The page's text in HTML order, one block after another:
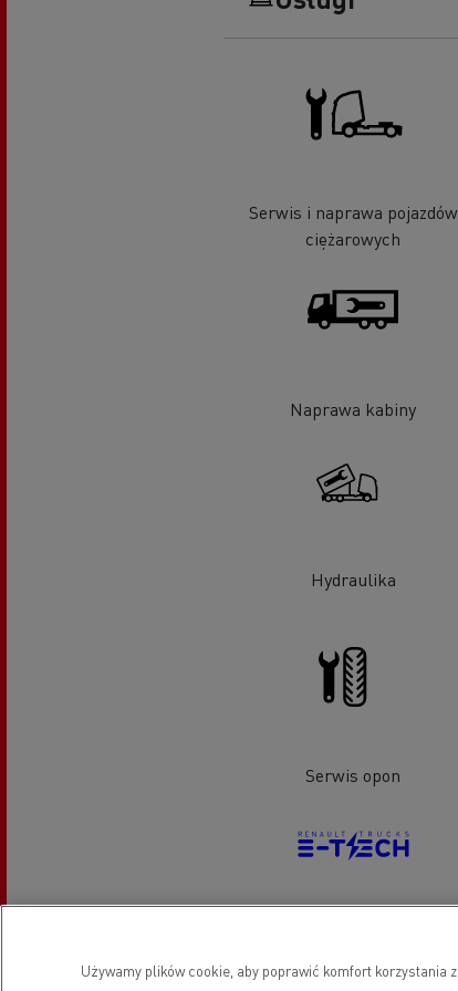
Serwis i naprawa pojazdów
ciężarowych
Naprawa kabiny
Hydraulika
Serwis opon
Używamy plików cookie, aby poprawić komfort